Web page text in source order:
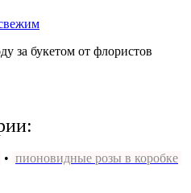
за букетом от флористов
• пионовидные розы в коробке